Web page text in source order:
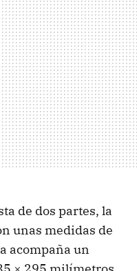
de dos partes, la
unas medidas de
acompaña un